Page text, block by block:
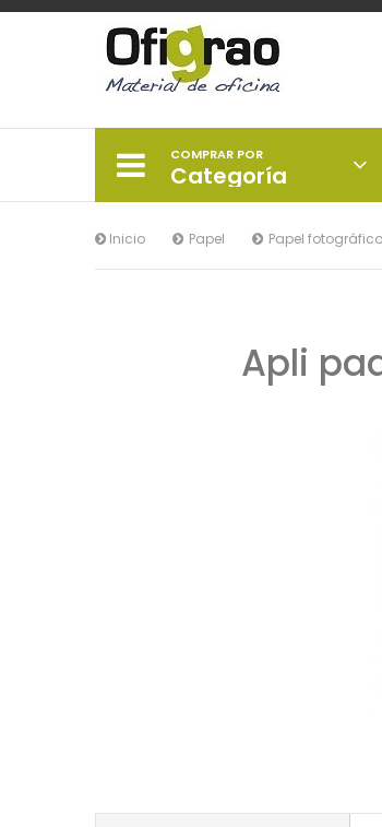
COMPRAR POR
Categoría
Inicio Papel Papel
Apli